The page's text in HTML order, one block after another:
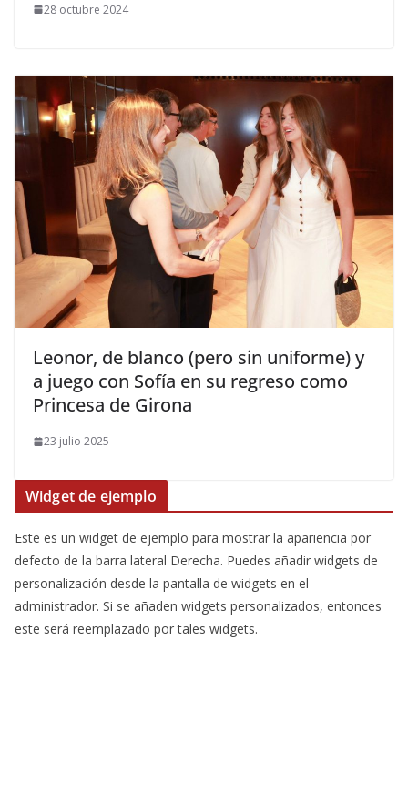
28 octubre 2024
​Leonor, de blanco (pero sin uniforme) y
a juego con Sofía en su regreso como
Princesa de Girona
23 julio 2025
Widget de ejemplo
Este es un widget de ejemplo para mostrar la apariencia por
defecto de la barra lateral Derecha. Puedes añadir widgets de
personalización desde la pantalla de widgets en el
administrador. Si se añaden widgets personalizados, entonces
este será reemplazado por tales widgets.